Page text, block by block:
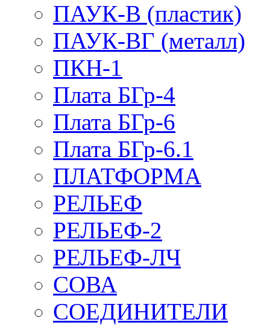
ПАУК-В (пластик)
ПАУК-ВГ (металл)
ПКН-1
Плата БГр-4
Плата БГр-6
Плата БГр-6.1
ПЛАТФОРМА
РЕЛЬЕФ
РЕЛЬЕФ-2
РЕЛЬЕФ-ЛЧ
СОВА
СОЕДИНИТЕЛИ